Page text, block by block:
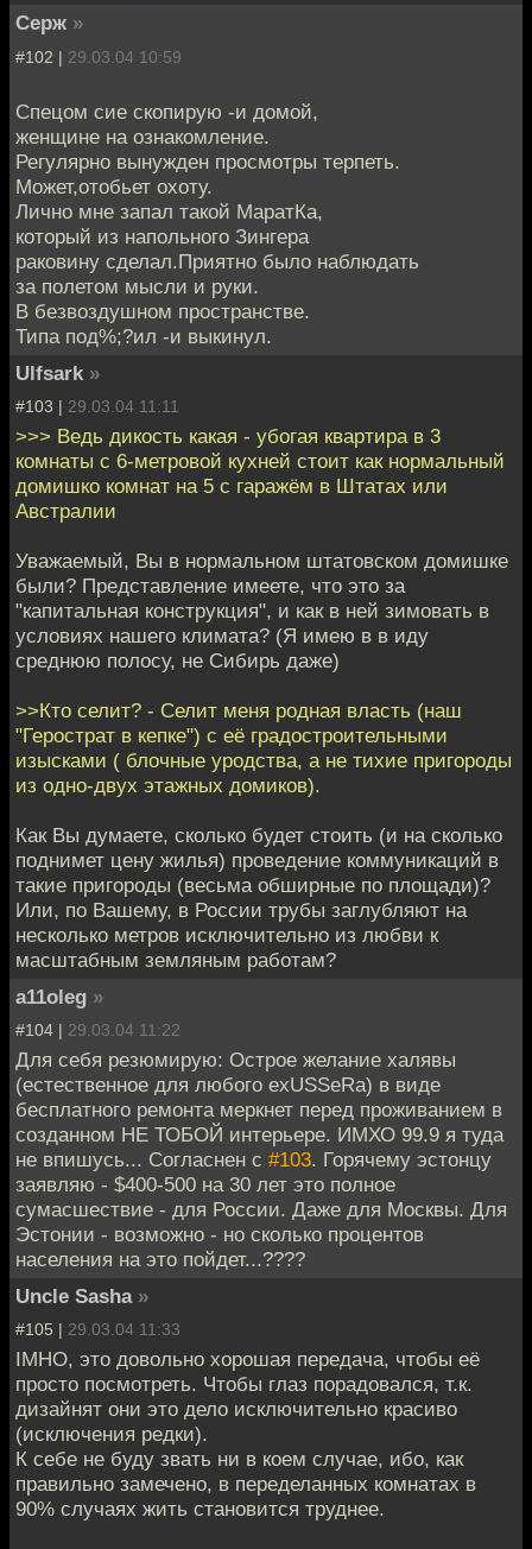
Серж »
#102 | 29.03.04 10:59
Спецом сие скопирую -и домой,
женщине на ознакомление.
Регулярно вынужден просмотры терпеть.
Может,отобьет охоту.
Лично мне запал такой МаратКа,
который из напольного Зингера
раковину сделал.Приятно было наблюдать
за полетом мысли и руки.
В безвоздушном пространстве.
Типа под%;?ил -и выкинул.
Ulfsark »
#103 | 29.03.04 11:11
>>> Ведь дикость какая - убогая квартира в 3
комнаты с 6-метровой кухней стоит как нормальный
домишко комнат на 5 с гаражём в Штатах или
Австралии
Уважаемый, Вы в нормальном штатовском домишке
были? Представление имеете, что это за
"капитальная конструкция", и как в ней зимовать в
условиях нашего климата? (Я имею в в иду
среднюю полосу, не Сибирь даже)
>>Кто селит? - Селит меня родная власть (наш
"Герострат в кепке") с её градостроительными
изысками ( блочные уродства, а не тихие пригороды
из одно-двух этажных домиков).
Как Вы думаете, сколько будет стоить (и на сколько
поднимет цену жилья) проведение коммуникаций в
такие пригороды (весьма обширные по площади)?
Или, по Вашему, в России трубы заглубляют на
несколько метров исключительно из любви к
масштабным земляным работам?
a11oleg »
#104 | 29.03.04 11:22
Для себя резюмирую: Острое желание халявы
(естественное для любого exUSSeRa) в виде
бесплатного ремонта меркнет перед проживанием в
созданном НЕ ТОБОЙ интерьере. ИМХО 99.9 я туда
не впишусь... Согласнен с #103. Горячему эстонцу
заявляю - $400-500 на 30 лет это полное
сумасшествие - для России. Даже для Москвы. Для
Эстонии - возможно - но сколько процентов
населения на это пойдет...????
Uncle Sasha »
#105 | 29.03.04 11:33
IMHO, это довольно хорошая передача, чтобы её
просто посмотреть. Чтобы глаз порадовался, т.к.
дизайнят они это дело исключительно красиво
(исключения редки).
К себе не буду звать ни в коем случае, ибо, как
правильно замечено, в переделанных комнатах в
90% случаях жить становится труднее.